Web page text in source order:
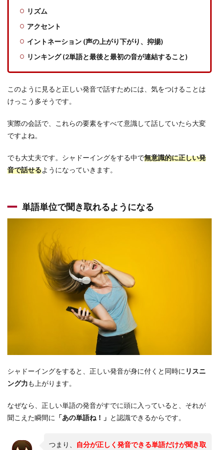
リズム
アクセント
イントネーション (声の上がり下がり、抑揚)
リンキング (2単語と最後と最初の音が連結すること)
このように見ると正しい発音で話すためには、気をつけることは
けっこう多そうです。
実際の会話で、これらの要素をすべて意識して話していたら大変
ですよね。
でも大丈夫です。シャドーイングをする中で無意識的に正しい発
音で話せるようになっていきます。
単語単位で聞き取れるようになる
シャドーイングをすると、正しい発音が身に付くと同時に リスニ
ング力も上がります。
なぜなら、正しい単語の発音がすでに頭に入っていると、それが
聞こえた瞬間に 「あの単語ね！」 と認識できるからです。
つまり、
自分が正しく発音できる単語だけが聞き取